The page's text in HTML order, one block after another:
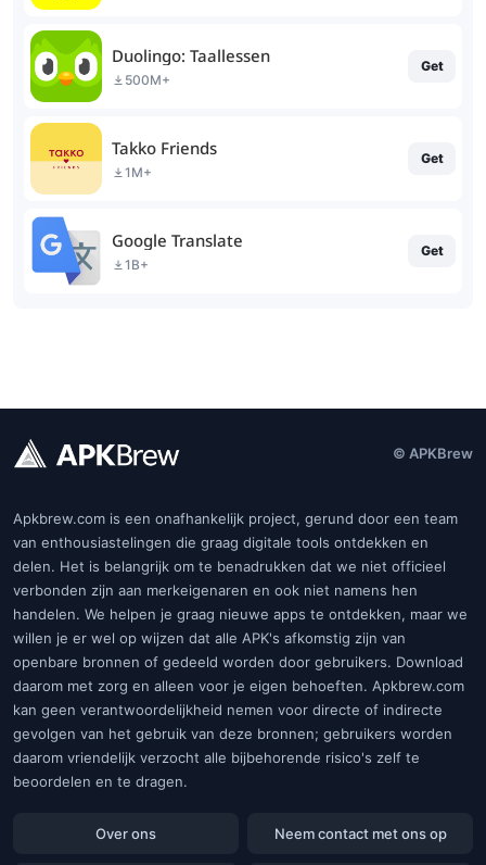
Duolingo: Taallessen
500M+
Get
Takko Friends
1M+
Get
Google Translate
1B+
Get
© APKBrew
Apkbrew.com is een onafhankelijk project, gerund door een team
van enthousiastelingen die graag digitale tools ontdekken en
delen. Het is belangrijk om te benadrukken dat we niet officieel
verbonden zijn aan merkeigenaren en ook niet namens hen
handelen. We helpen je graag nieuwe apps te ontdekken, maar we
willen je er wel op wijzen dat alle APK's afkomstig zijn van
openbare bronnen of gedeeld worden door gebruikers. Download
daarom met zorg en alleen voor je eigen behoeften. Apkbrew.com
kan geen verantwoordelijkheid nemen voor directe of indirecte
gevolgen van het gebruik van deze bronnen; gebruikers worden
daarom vriendelijk verzocht alle bijbehorende risico's zelf te
beoordelen en te dragen.
Over ons Neem contact met ons op